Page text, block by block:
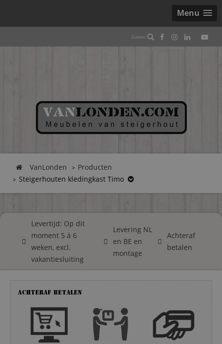
Menu
VanLonden
Producten
Steigerhouten kledingkast Timo
Levertijd: Op dit
moment 5 á 6
weken, excl.
vakantiesluiting
Levering NL
en BE en
montage
Achteraf
betalen
Achteraf betalen